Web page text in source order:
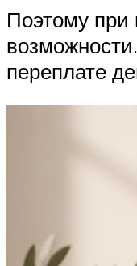
Поэтому при
переплате